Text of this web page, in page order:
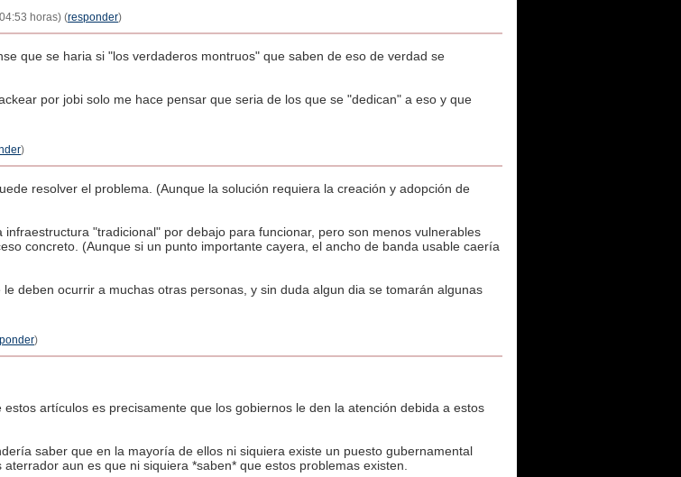
horas) (responder)
que se haria si "los verdaderos montruos" que saben de eso de verdad se
por jobi solo me hace pensar que seria de los que se "dedican" a eso y que
)
resolver el problema. (Aunque la solución requiera la creación y adopción de
"tradicional" por debajo para funcionar, pero son menos vulnerables
concreto. (Aunque si un punto importante cayera, el ancho de banda usable caería
deben ocurrir a muchas otras personas, y sin duda algun dia se tomarán algunas
)
artículos es precisamente que los gobiernos le den la atención debida a estos
saber que en la mayoría de ellos ni siquiera existe un puesto gubernamental
aun es que ni siquiera *saben* que estos problemas existen.